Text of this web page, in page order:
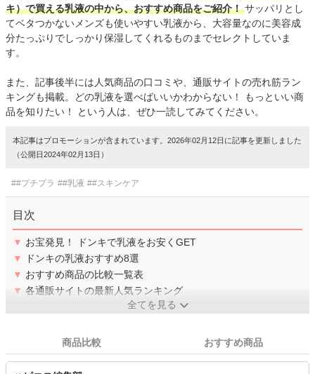
キ）で買える乳液の中から、おすすめ商品をご紹介！サッパリとし
てベタつかないメンズも使いやすい乳液から、大容量なのに美容成
分たっぷりでしっかり保湿してくれるものまでセレクトしていま
す。
また、記事後半には人気商品の口コミや、通販サイトの売れ筋ラン
キングも掲載。どの乳液を選べばいいかわからない！ もっといい商
品を知りたい！ という人は、ぜひ一読してみてください。
本記事はプロモーションが含まれています。2026年02月12日に記事を更新しました
（公開日2024年02月13日）
##プチプラ ##乳液 ##スキンケア
目次
▼ お宝発見！ ドンキで乳液をお安くGET
▼
ドンキの乳液おすすめ8選
▼ おすすめ商品の比較一覧表
▼ 各通販サイトの最新人気ランキング
全てを見る
商品比較 おすすめ商品